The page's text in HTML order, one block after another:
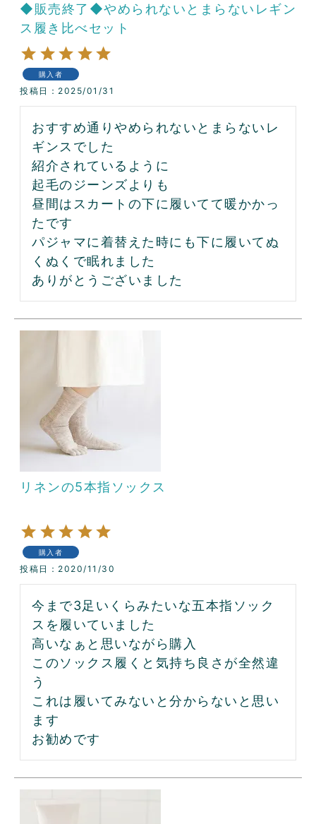
◆販売終了◆やめられないとまらないレギン
ス履き比べセット
購入者
投稿日 2025/01/31
おすすめ通りやめられないとまらないレ
ギンスでした
紹介されているように
起毛のジーンズよりも
昼間はスカートの下に履いてて暖かかっ
たです
パジャマに着替えた時にも下に履いてぬ
くぬくで眠れました
ありがとうございました
リネンの5本指ソックス
購入者
投稿日 2020/11/30
今まで3足いくらみたいな五本指ソック
スを履いていました
高いなぁと思いながら購入
このソックス履くと気持ち良さが全然違
う
これは履いてみないと分からないと思い
ます
お勧めです